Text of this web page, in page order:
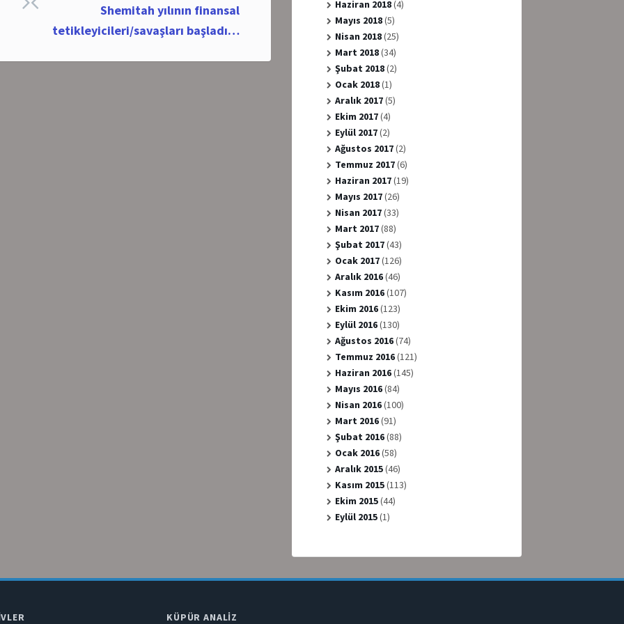
Shemitah yılının finansal
tetikleyicileri/savaşları başladı…
Haziran 2018(4)
Mayıs 2018(5)
Nisan 2018(25)
Mart 2018(34)
Şubat 2018(2)
Ocak 2018(1)
Aralık 2017(5)
Ekim 2017(4)
Eylül 2017(2)
Ağustos 2017(2)
Temmuz 2017(6)
Haziran 2017(19)
Mayıs 2017(26)
Nisan 2017(33)
Mart 2017(88)
Şubat 2017(43)
Ocak 2017(126)
Aralık 2016(46)
Kasım 2016(107)
Ekim 2016(123)
Eylül 2016(130)
Ağustos 2016(74)
Temmuz 2016(121)
Haziran 2016(145)
Mayıs 2016(84)
Nisan 2016(100)
Mart 2016(91)
Şubat 2016(88)
Ocak 2016(58)
Aralık 2015(46)
Kasım 2015(113)
Ekim 2015(44)
Eylül 2015(1)
KÜPÜR ANALIZ